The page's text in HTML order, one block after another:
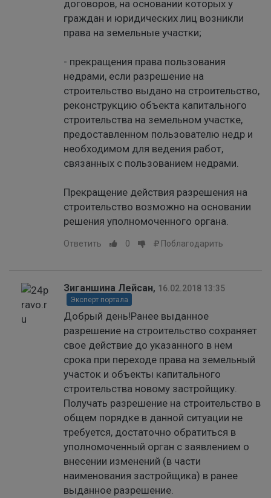
договоров, на основании которых у
граждан и юридических лиц возникли
права на земельные участки;
- прекращения права пользования
недрами, если разрешение на
строительство выдано на строительство,
реконструкцию объекта капитального
строительства на земельном участке,
предоставленном пользователю недр и
необходимом для ведения работ,
связанных с пользованием недрами.
Прекращение действия разрешения на
строительство возможно на основании
решения уполномоченного органа.
Ответить 0 Поблагодарить
Зиганшина Лейсан, 16.02.2018 13:35
Эксперт портала
Добрый день!Ранее выданное
разрешение на строительство сохраняет
свое действие до указанного в нем
срока при переходе права на земельный
участок и объекты капитального
строительства новому застройщику.
Получать разрешение на строительство в
общем порядке в данной ситуации не
требуется, достаточно обратиться в
уполномоченный орган с заявлением о
внесении изменений (в части
наименования застройщика) в ранее
выданное разрешение.